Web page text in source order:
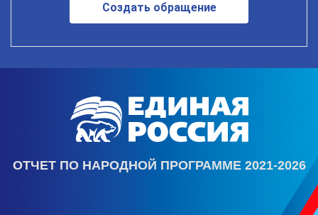
Создать обращение
ОТЧЕТ ПО НАРОДНОЙ ПРОГРАММЕ 2021-2026